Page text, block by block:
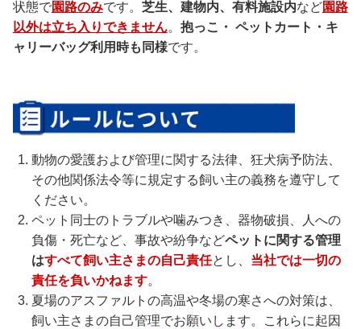
状態で園路のみです。 芝生、建物内、有料施設内など園路
以外は立ち入りできません。 抱っこ・ ペットカート・キ
ャリーバッグ利用時も同様です。
動物の愛護および管理に関する法律、狂犬病予防法、
その他関係法令等に規定する飼い主の義務を遵守して
ください。
ペット同士のトラブルや噛みつき、器物破損、人への
負傷・死亡など、事故や紛争などペットに関する管理
はすべて飼い主さまの自己責任とし、 当社では一切の
責任を負いかねます。
夏場のアスファルトの高温や冬場の寒さへの対策は、
飼い主さまの自己管理でお願いします。これらに起因